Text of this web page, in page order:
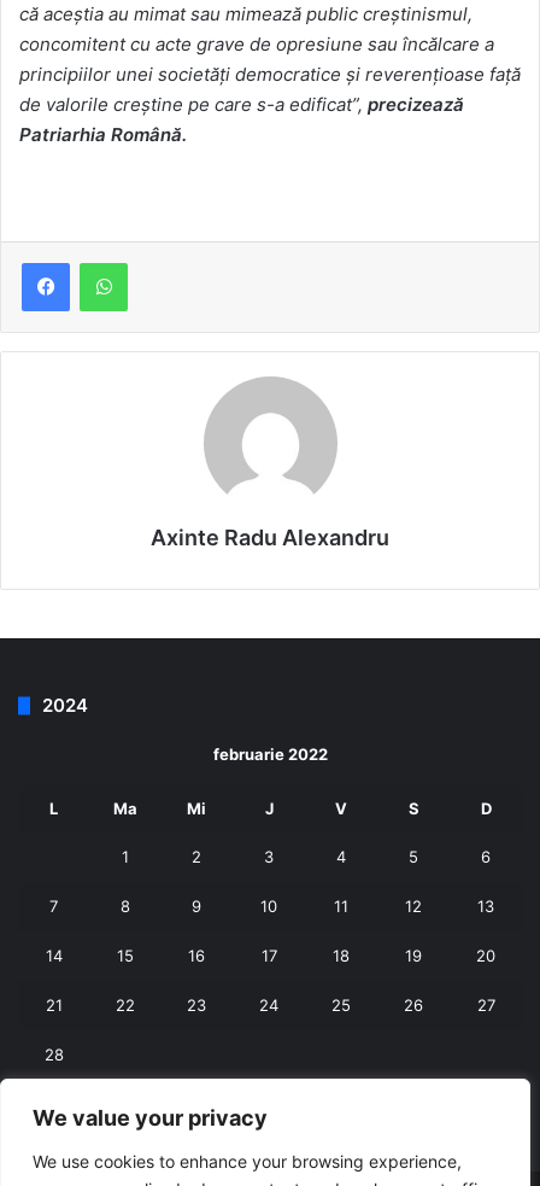
We value your privacy
We use cookies to enhance your browsing experience,
că aceştia au mimat sau mimează public creştinismul,
concomitent cu acte grave de opresiune sau încălcare a
principiilor unei societăţi democratice şi reverenţioase faţă
de valorile creştine pe care s-a edificat”, precizează
Patriarhia Română.
Axinte Radu Alexandru
2024
februarie 2022
L Ma Mi J V S D
1 2 3 4 5 6
7 8 9 10 11 12 13
14 15 16 17 18 19 20
21 22 23 24 25 26 27
28
« ian. mart. »